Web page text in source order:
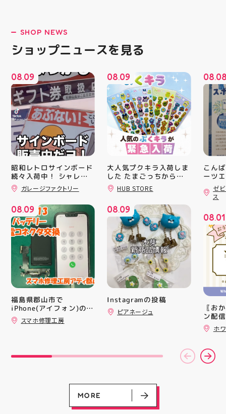
SHOP NEWS
ショップニュースを見る
08.09
昭和レトロサインボード
続々入荷中！ シャレオ
ツでナウイ すべてA4サ
イズなのでインテリアに
よ！ 郡山駅前 アティ郡
山4F “ガレージファクト
リー”へ遊びに来てね️‍️‍️‍ #
福島 #郡山 #郡山駅前 #
雑貨屋 #昭和レトロ
ガレージファクトリー
08.09
福島県郡山市で
iPhone(アイフォン)の充
電口修理はスマホ修理工
房アティ郡山店なら即日
スマホ修理工房
08.09
大人気プクキラ入荷しま
した たまごっちからサ
ンリオまで 全13種類の
豊富なラインナップが勢
ートなフォルムに 思わ
ず胸キュンしちゃうデザ
インばかり 集めたくな
る可愛さで コレクショ
ンにもぴったり 数量限
定での入荷となりますの
で 気になっていた方、
まだGETできてない方は
売り切れる前にぜひお早
めにチェックしてくださ
いね お気に入りの1個、
見つかりますように #プ
クキラ #たまごっち #サ
HUBSTORE 数量限定 新
商品入荷
HUB STORE
08.09
Instagramの投稿
ピアネージュ
08.
こん
ーツ
ィ郡
「ゼ
つり
16(日
ィ館
を行
入り
対策
た、
ート(
買い
ツポ
録)画
だく
加す
ズな
ぜひ
熱い
ゼ
ス
08.01
〖お
ン配
ッパ
￥
ーポ
ース
ホ
MORE